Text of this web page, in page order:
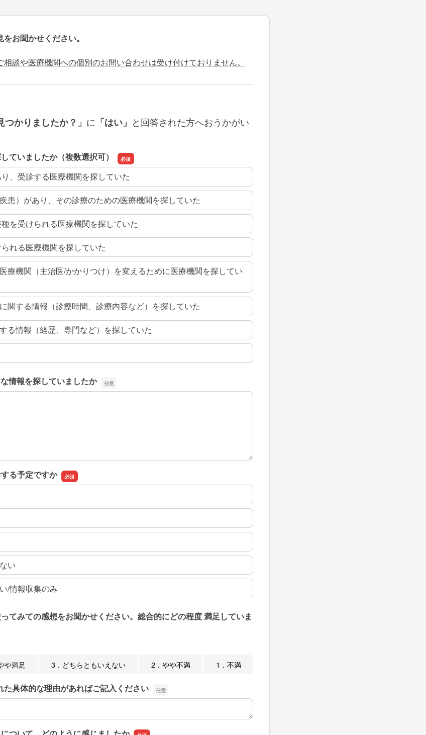
お聞かせください。
談や医療機関への個別のお問い合わせは受け付けておりません。
つかりましたか？」 に 「はい」 と回答された方へおうかがい
ていましたか（複数選択可）
、受診する医療機関を探していた
患）があり、その診療のための医療機関を探していた
を受けられる医療機関を探していた
れる医療機関を探していた
療機関（主治医/かかりつけ）を変えるために医療機関を探してい
関する情報（診療時間、診療内容など）を探していた
る情報（経歴、専門など）を探していた
情報を探していましたか
情報を探していましたか
る予定ですか
い
/情報収集のみ
てみての感想をお聞かせください。総合的にどの程度 満足していま
や満足 3．どちらともいえない 2．やや不満 1．不満
た具体的な理由があればご記入ください
具体的な理由があればご記入ください